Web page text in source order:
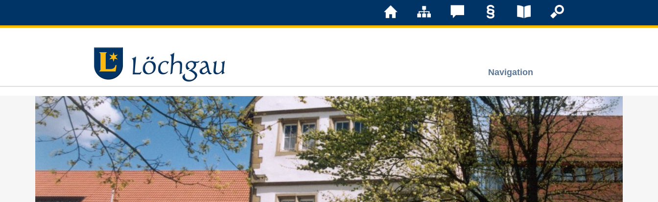
Navigation
Löchgau
Grußwort Bürgermeister
Kurzportrait
Löchgau früher
Zahlen & Fakten